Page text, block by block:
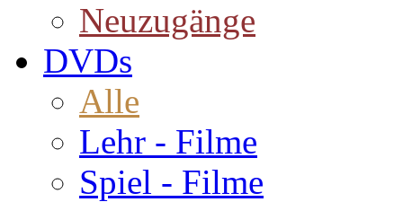
Neuzugänge
DVDs
Alle
Lehr - Filme
Spiel - Filme